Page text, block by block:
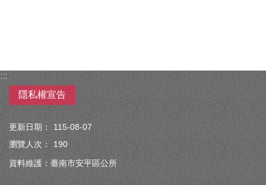
:::
隱私權宣告
更新日期：
115-08-07
瀏覽人次：
190
資料維護：臺南市安平區公所